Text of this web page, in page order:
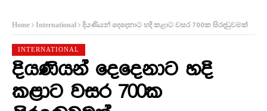
Home International දියණියන් දෙදෙනාට හදි කළාට වසර 700ක සිරදඬුවමක්
INTERNATIONAL
දියණියන් දෙදෙනාට හදි
කළාට වසර 700ක